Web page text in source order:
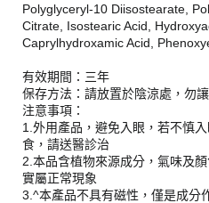
Polyglyceryl-10 Diisostearate,
Citrate, Isostearic Acid,
Caprylhydroxamic Acid,
有效期間：三年
保存方法：請放置於陰涼處，勿
注意事項：
1.外用產品，避免入眼，若不慎
食，請送醫診治
2.本品含植物來源成分，氣味及
實屬正常現象
3.^本產品不具有磁性，僅是成分